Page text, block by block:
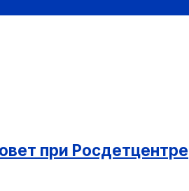
при Росдетцентре